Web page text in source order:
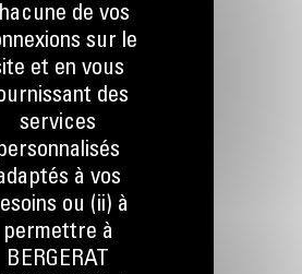
EN CONTACT
Appelez-nous
078 157 767
de vos
sur le
et en vous
des
services
à vos
ou (ii) à
permettre à
BERGERAT